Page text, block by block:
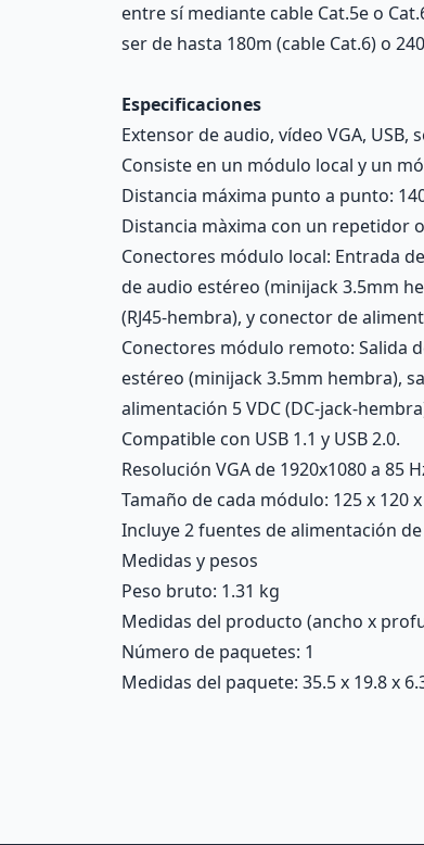
entre sí mediante cable Cat.5e o
ser de hasta 180m (cable Cat.6) o
Especificaciones
Extensor de audio, vídeo VGA, USB,
Consiste en un módulo local y un
Distancia máxima punto a punto:
Distancia màxima con un repetidor
Conectores módulo local: Entrada
de audio estéreo (minijack 3.5mm
(RJ45-hembra), y conector de
Conectores módulo remoto: Salida
estéreo (minijack 3.5mm hembra),
alimentación 5 VDC (DC-jack-
Compatible con USB 1.1 y USB 2.0.
Resolución VGA de 1920x1080 a 85
Tamaño de cada módulo: 125 x 120
Incluye 2 fuentes de alimentación de
Medidas y pesos
Peso bruto: 1.31 kg
Medidas del producto (ancho x
Número de paquetes: 1
Medidas del paquete: 35.5 x 19.8 x